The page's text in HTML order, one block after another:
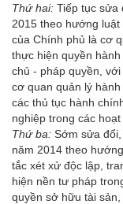
Thứ hai: Tiếp tục sửa
2015 theo hướng
của Chính phủ là cơ
thực hiện quyền
chủ - pháp quyền,
cơ quan quản lý
các thủ tục hành
nghiệp trong các hoạt
Thứ ba: Sớm sửa
năm 2014 theo
tắc xét xử độc lập,
hiện nền tư pháp
quyền sở hữu tài